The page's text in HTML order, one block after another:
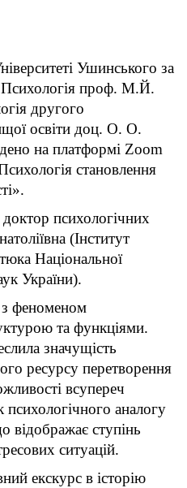
Ушинського за
Психологія проф. М.Й.
другого
освіти доц. О. О.
на платформі Zoom
становлення
психологічних
(Інститут
Національної
України).
з феноменом
та функціями.
значущість
ресурсу перетворення
всупереч
психологічного аналогу
відображає ступінь
ситуацій.
екскурс в історію